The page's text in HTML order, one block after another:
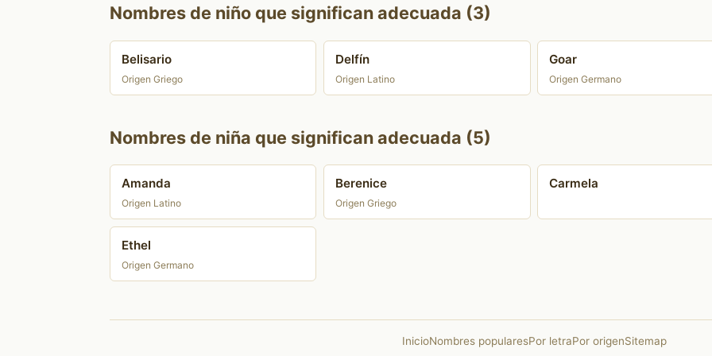
Nombres de niño que significan adecuada (3)
Belisario
Origen Griego
Delfín
Origen Latino
Goar
Origen Germano
Nombres de niña que significan adecuada (5)
Amanda
Origen Latino
Berenice
Origen Griego
Carmela
Ethel
Origen Germano
InicioNombres popularesPor letraPor origenSitemap